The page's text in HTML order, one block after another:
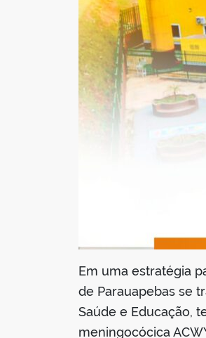
Em uma estratégia
de Parauapebas se
Saúde e Educação,
meningocócica